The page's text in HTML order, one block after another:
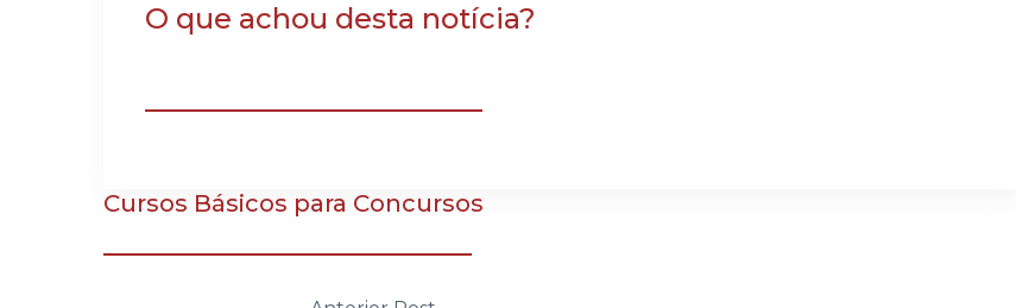
O que achou desta notícia?
Cursos Básicos para Concursos